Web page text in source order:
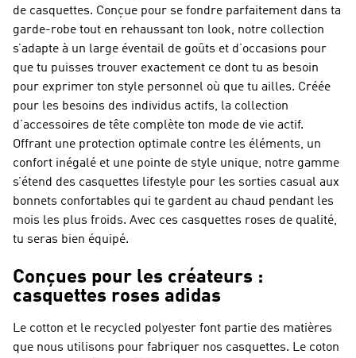
de casquettes. Conçue pour se fondre parfaitement dans ta
garde-robe tout en rehaussant ton look, notre collection
s’adapte à un large éventail de goûts et d’occasions pour
que tu puisses trouver exactement ce dont tu as besoin
pour exprimer ton style personnel où que tu ailles. Créée
pour les besoins des individus actifs, la collection
d’accessoires de tête complète ton mode de vie actif.
Offrant une protection optimale contre les éléments, un
confort inégalé et une pointe de style unique, notre gamme
s’étend des casquettes lifestyle pour les sorties casual aux
bonnets confortables qui te gardent au chaud pendant les
mois les plus froids. Avec ces casquettes roses de qualité,
tu seras bien équipé.
Conçues pour les créateurs :
casquettes roses adidas
Le cotton et le recycled polyester font partie des matières
que nous utilisons pour fabriquer nos casquettes. Le coton